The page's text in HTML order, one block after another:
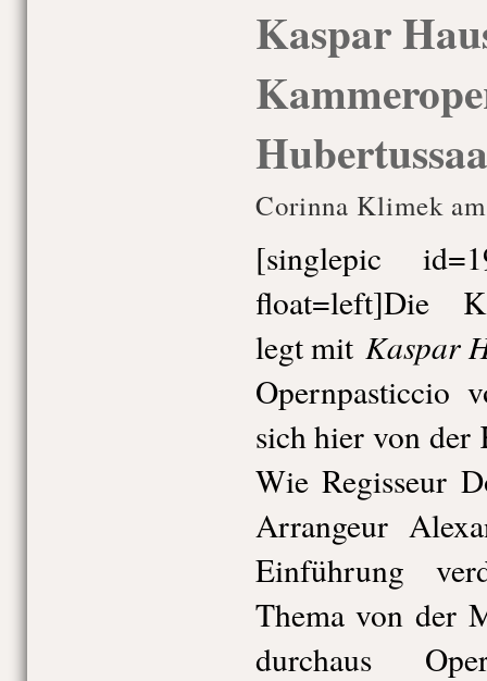
Kaspar
Corinna Klimek
[singlepic
float=left]Die
legt mitKaspar
Opernpasticcio
sich hier von der
Wie Regisseur
Arrangeur
Einführung
Thema von der
durchaus